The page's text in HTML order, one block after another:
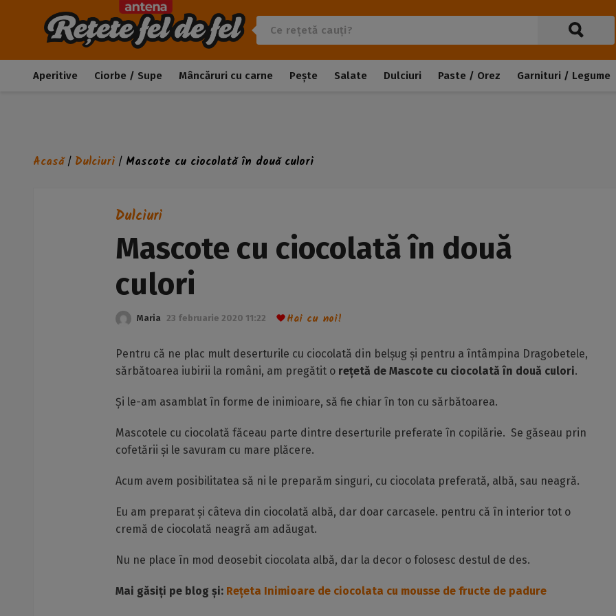
Aperitive Ciorbe / Supe Mâncăruri cu carne Pește Salate Dulciuri Paste / Orez Garnituri / Legume
Acasă/ Dulciuri / Mascote cu ciocolată în două culori
Dulciuri
Mascote cu ciocolată în două
culori
Maria 23 februarie 2020 11:22 Hai cu noi!
Pentru că ne plac mult deserturile cu ciocolată din belșug și pentru a întâmpina Dragobetele,
sărbătoarea iubirii la români, am pregătit o rețetă de Mascote cu ciocolată în două culori.
Și le-am asamblat în forme de inimioare, să fie chiar în ton cu sărbătoarea.
Mascotele cu ciocolată făceau parte dintre deserturile preferate în copilărie. Se găseau prin
cofetării și le savuram cu mare plăcere.
Acum avem posibilitatea să ni le preparăm singuri, cu ciocolata preferată, albă, sau neagră.
Eu am preparat și câteva din ciocolată albă, dar doar carcasele. pentru că în interior tot o
cremă de ciocolată neagră am adăugat.
Nu ne place în mod deosebit ciocolata albă, dar la decor o folosesc destul de des.
Mai găsiți pe blog și: Rețeta Inimioare de ciocolata cu mousse de fructe de padure